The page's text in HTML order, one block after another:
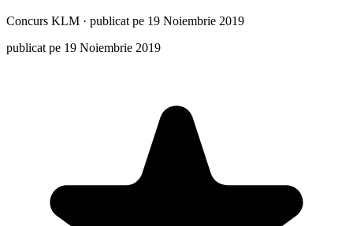
Concurs KLM · publicat pe 19 Noiembrie 2019
publicat pe 19 Noiembrie 2019